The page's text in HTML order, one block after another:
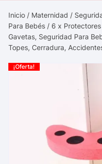
Inicio / Maternidad /
Para Bebés / 6 x Protectores
Gavetas, Seguridad Para
Topes, Cerradura,
¡Oferta!